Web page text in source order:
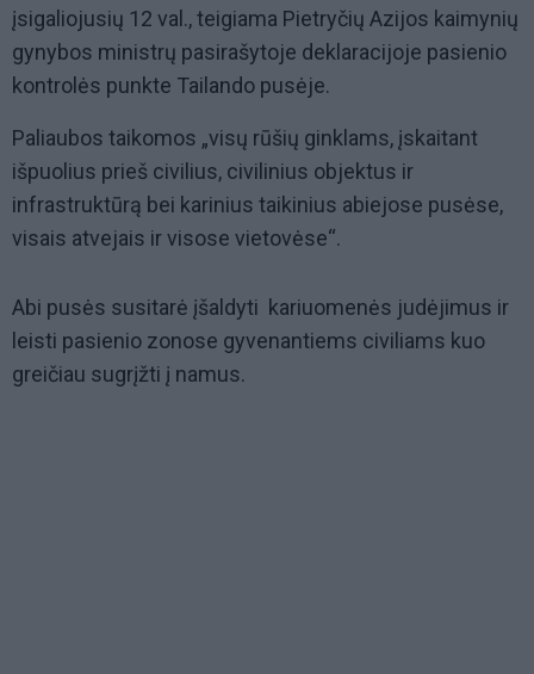
įsigaliojusių 12 val., teigiama Pietryčių Azijos kaimynių
gynybos ministrų pasirašytoje deklaracijoje pasienio
kontrolės punkte Tailando pusėje.
Paliaubos taikomos „visų rūšių ginklams, įskaitant
išpuolius prieš civilius, civilinius objektus ir
infrastruktūrą bei karinius taikinius abiejose pusėse,
visais atvejais ir visose vietovėse“.
Abi pusės susitarė įšaldyti kariuomenės judėjimus ir
leisti pasienio zonose gyvenantiems civiliams kuo
greičiau sugrįžti į namus.